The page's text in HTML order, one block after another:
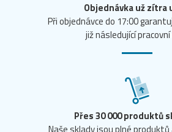
Objednávka už zítra
Při objednávce do 17:00
již následující pracovní
Přes 30 000 produktů